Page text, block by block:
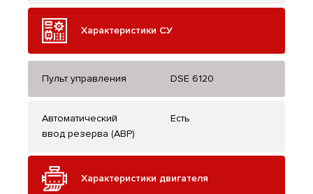
Характеристики СУ
Пульт управления DSE 6120
Автоматический
ввод резерва (АВР)
Есть
Характеристики двигателя